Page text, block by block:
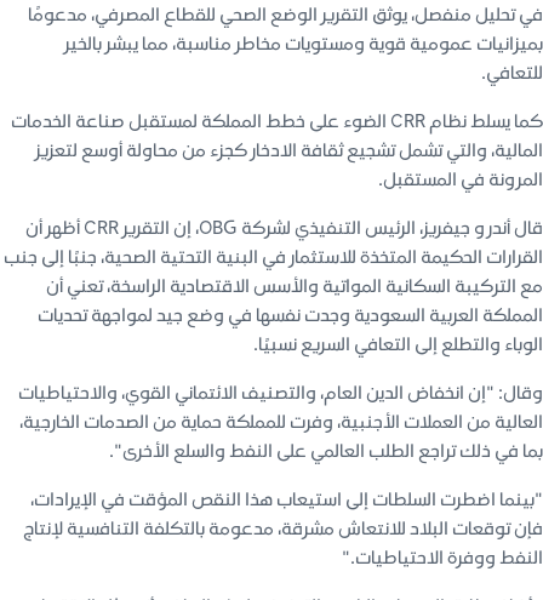
في تحليل منفصل، يوثق التقرير الوضع الصحي للقطاع المصرفي، مدعومًا
بميزانيات عمومية قوية ومستويات مخاطر مناسبة، مما يبشر بالخير
للتعافي.
كما يسلط نظام CRR الضوء على خطط المملكة لمستقبل صناعة الخدمات
المالية، والتي تشمل تشجيع ثقافة الادخار كجزء من محاولة أوسع لتعزيز
المرونة في المستقبل.
قال أندرو جيفريز، الرئيس التنفيذي لشركة OBG، إن التقرير CRR أظهر أن
القرارات الحكيمة المتخذة للاستثمار في البنية التحتية الصحية، جنبًا إلى جنب
مع التركيبة السكانية المواتية والأسس الاقتصادية الراسخة، تعني أن
المملكة العربية السعودية وجدت نفسها في وضع جيد لمواجهة تحديات
الوباء والتطلع إلى التعافي السريع نسبيًا.
وقال: "إن انخفاض الدين العام، والتصنيف الائتماني القوي، والاحتياطيات
العالية من العملات الأجنبية، وفرت للمملكة حماية من الصدمات الخارجية،
بما في ذلك تراجع الطلب العالمي على النفط والسلع الأخرى".
"بينما اضطرت السلطات إلى استيعاب هذا النقص المؤقت في الإيرادات،
فإن توقعات البلاد للانتعاش مشرقة، مدعومة بالتكلفة التنافسية لإنتاج
النفط ووفرة الاحتياطيات."